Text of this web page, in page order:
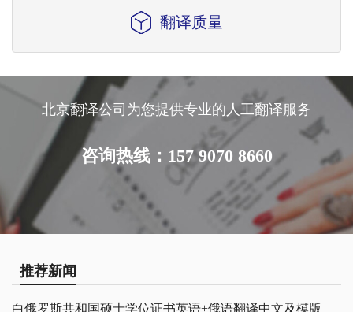
翻译质量
北京翻译公司为您提供专业的人工翻译服务
咨询热线：157 9070 8660
推荐新闻
白俄罗斯共和国硕士学位证书英语+俄语翻译中文及模版